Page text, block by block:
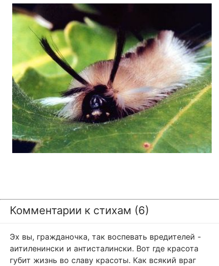
Комментарии к стихам (6)
Эх вы, гражданочка, так воспевать вредителей -
аитиленински и антисталински. Вот где красота
губит жизнь во славу красоты. Как всякий враг